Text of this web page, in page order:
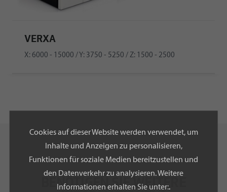
VERXA
X: 6000 - 15000 / Y: 3750 - 5250 / Z: 1500 - 2500
BENÖTIGEN SIE WEITERE
Cookies auf dieser Website werden verwendet, um
Inhalte und Anzeigen zu personalisieren,
Funktionen für soziale Medien bereitzustellen und
den Datenverkehr zu analysieren. Weitere
Informationen erhalten Sie unter:.